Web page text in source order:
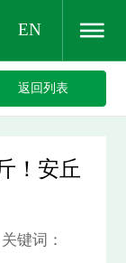
EN
返回列表
！安丘
词：